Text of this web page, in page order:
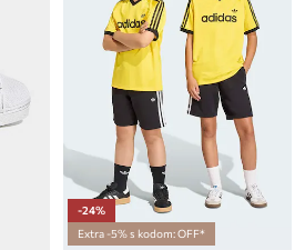
-24%
Extra -5% s kodom: OFF*